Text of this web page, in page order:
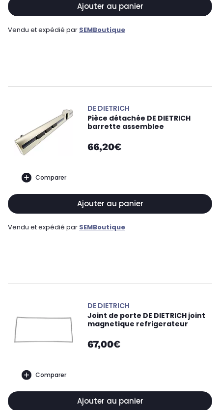
Ajouter au panier
Vendu et expédié par SEMBoutique
Comparer
DE DIETRICH
Pièce détachée DE DIETRICH
barrette assemblee
66,20€
Ajouter au panier
Vendu et expédié par SEMBoutique
Comparer
DE DIETRICH
Joint de porte DE DIETRICH joint
magnetique refrigerateur
67,00€
Ajouter au panier